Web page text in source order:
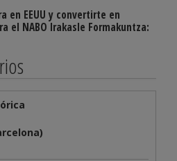
en EEUU y convertirte en
el NABO Irakasle Formakuntza: